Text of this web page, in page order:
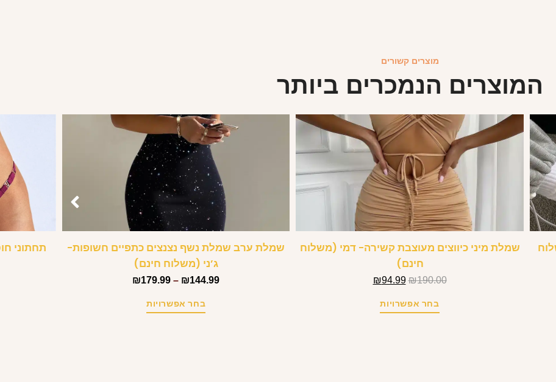
מוצרים קשורים
המוצרים הנמכרים ביותר
שמלת מיני כיווצים מעוצבת קשירה- דמי (משלוח
חינם)
₪190.00
₪94.99
בחר אפשרויות
שמלת ערב שמלת נשף נצנצים כתפיים חשופות-
ג’ני (משלוח חינם)
₪144.99
–
₪179.99
בחר אפשרויות
תחתוני